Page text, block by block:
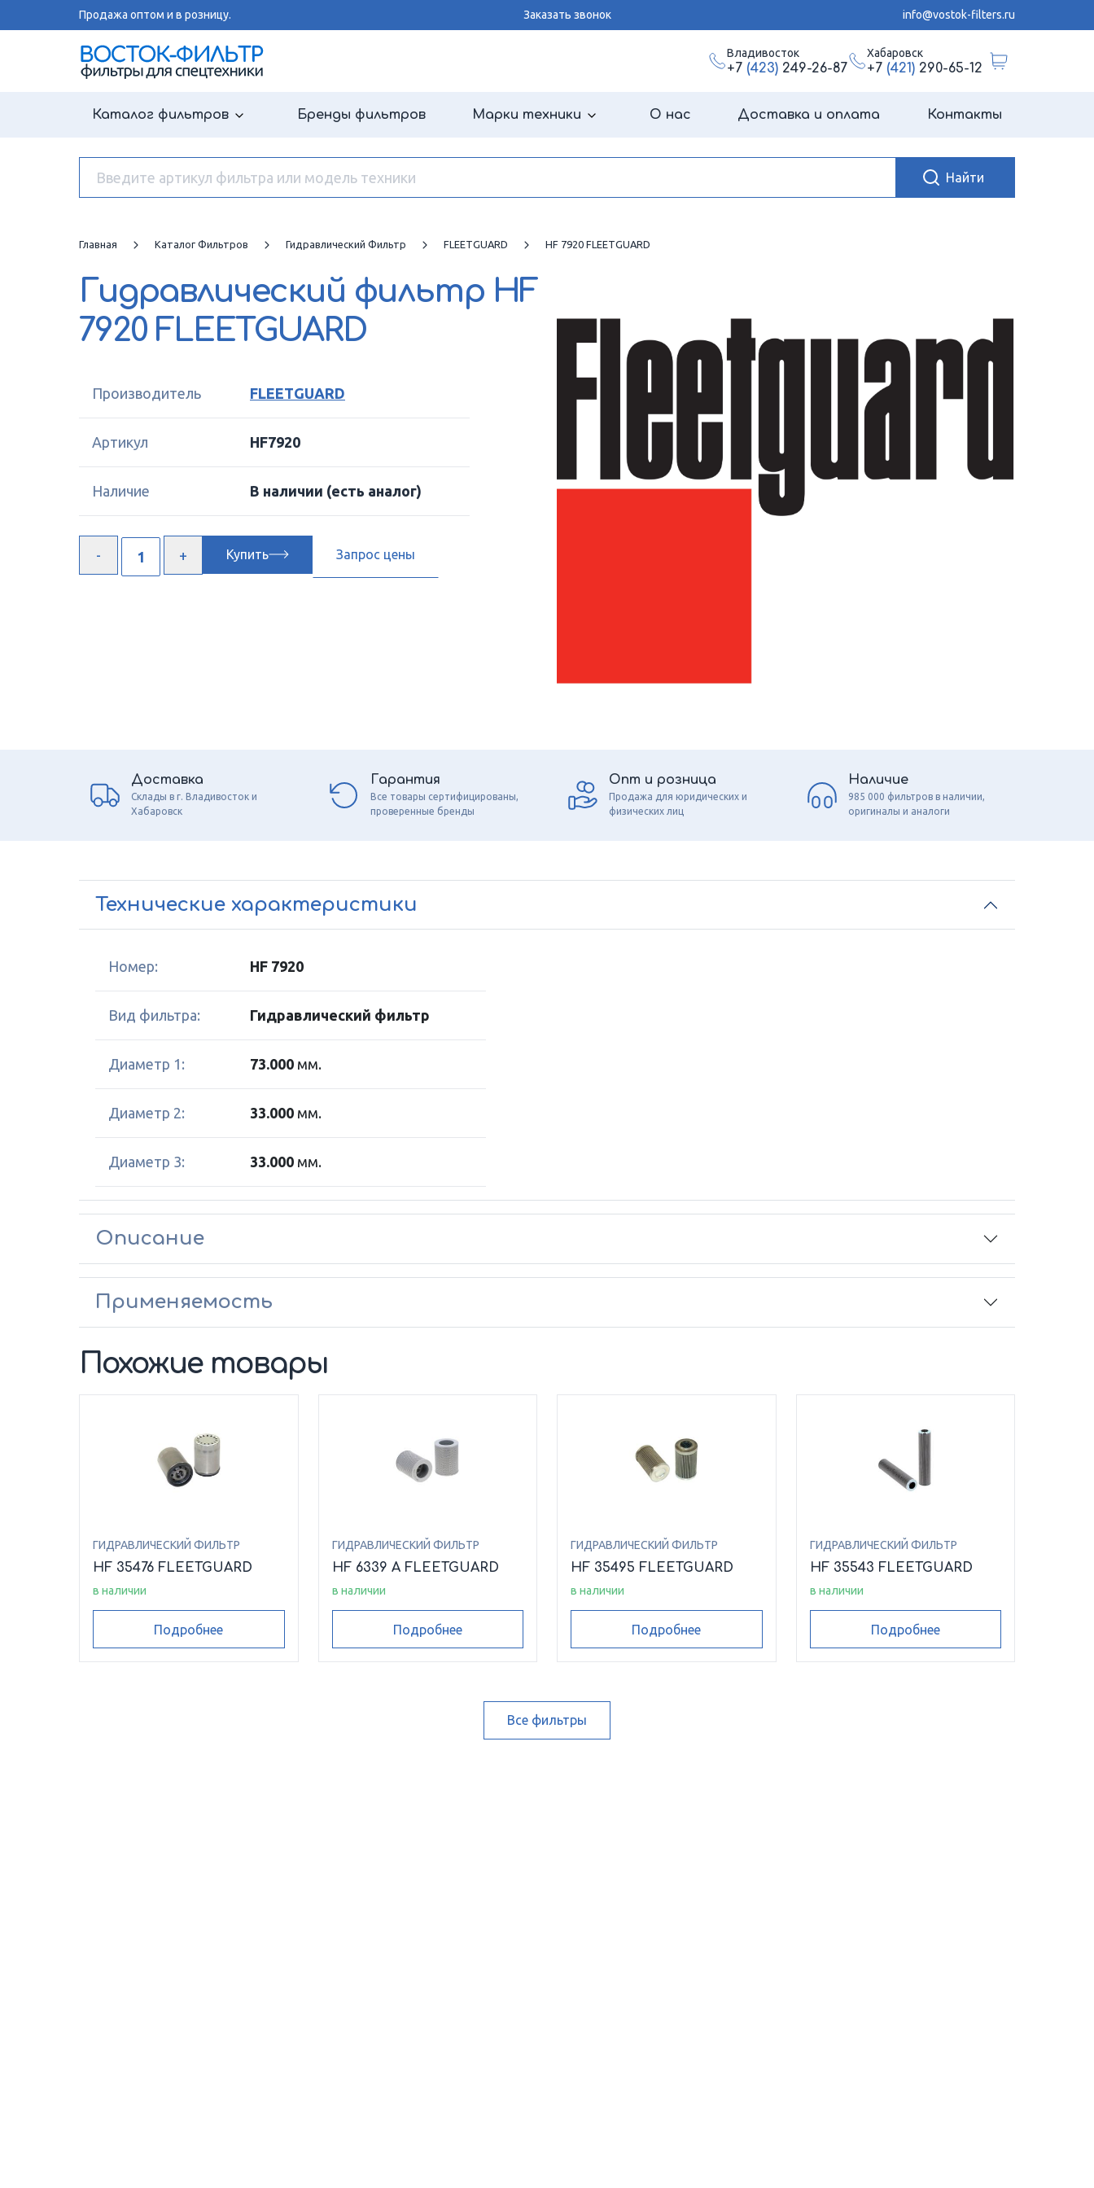
Продажа оптом и в розницу. Заказать звонок info@vostok-filters.ru
Владивосток
+7 (423)249-26-87
Хабаровск
+7 (421)290-65-12
Каталог фильтров Бренды фильтров Марки техники О нас Доставка и оплата Контакты
Главная Каталог Фильтров Гидравлический Фильтр FLEETGUARD HF 7920 FLEETGUARD
Гидравлический фильтр HF
7920 FLEETGUARD
Производитель FLEETGUARD
Артикул HF7920
Наличие В наличии (есть аналог)
Купить Запрос цены
Доставка
Склады в г. Владивосток и
Хабаровск
Гарантия
Все товары сертифицированы,
проверенные бренды
Опт и розница
Продажа для юридических и
физических лиц
Наличие
985 000 фильтров в наличии,
оригиналы и аналоги
Технические характеристики
Номер: HF 7920
Вид фильтра: Гидравлический фильтр
Диаметр 1: 73.000 мм.
Диаметр 2: 33.000 мм.
Диаметр 3: 33.000 мм.
Описание
Применяемость
Похожие товары
ГИДРАВЛИЧЕСКИЙ ФИЛЬТР
HF 35476 FLEETGUARD
в наличии
Подробнее
ГИДРАВЛИЧЕСКИЙ ФИЛЬТР
HF 6339 A FLEETGUARD
в наличии
Подробнее
ГИДРАВЛИЧЕСКИЙ ФИЛЬТР
HF 35495 FLEETGUARD
в наличии
Подробнее
ГИДРАВЛИЧЕСКИЙ ФИЛЬТР
HF 35543 FLEETGUARD
в наличии
Подробнее
Все фильтры